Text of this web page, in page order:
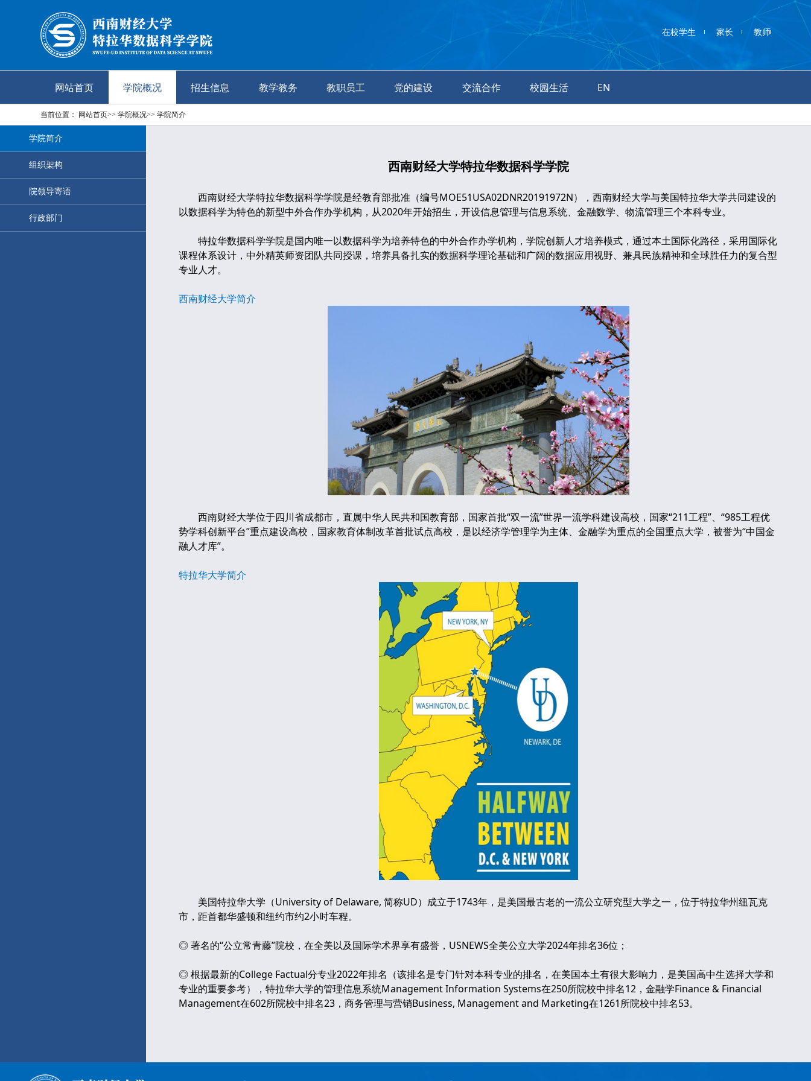
在校学生 家长 教师
网站首页 学院概况 招生信息 教学教务 教职员工 党的建设 交流合作 校园生活 EN
当前位置： 网站首页>> 学院概况>> 学院简介
学院简介
组织架构
院领导寄语
行政部门
西南财经大学特拉华数据科学学院
西南财经大学特拉华数据科学学院是经教育部批准（编号MOE51USA02DNR20191972N），西南财经大学与美国特拉华大学共同建设的
以数据科学为特色的新型中外合作办学机构，从2020年开始招生，开设信息管理与信息系统、金融数学、物流管理三个本科专业。
特拉华数据科学学院是国内唯一以数据科学为培养特色的中外合作办学机构，学院创新人才培养模式，通过本土国际化路径，采用国际化
课程体系设计，中外精英师资团队共同授课，培养具备扎实的数据科学理论基础和广阔的数据应用视野、兼具民族精神和全球胜任力的复合型
专业人才。
西南财经大学简介
西南财经大学位于四川省成都市，直属中华人民共和国教育部，国家首批“双一流”世界一流学科建设高校，国家“211工程”、“985工程优
势学科创新平台”重点建设高校，国家教育体制改革首批试点高校，是以经济学管理学为主体、金融学为重点的全国重点大学，被誉为“中国金
融人才库”。
特拉华大学简介
美国特拉华大学（University of Delaware, 简称UD）成立于1743年，是美国最古老的一流公立研究型大学之一，位于特拉华州纽瓦克
市，距首都华盛顿和纽约市约2小时车程。
◎ 著名的“公立常青藤”院校，在全美以及国际学术界享有盛誉，USNEWS全美公立大学2024年排名36位；
◎ 根据最新的College Factual分专业2022年排名（该排名是专门针对本科专业的排名，在美国本土有很大影响力，是美国高中生选择大学和
专业的重要参考），特拉华大学的管理信息系统Management Information Systems在250所院校中排名12，金融学Finance & Financial
Management在602所院校中排名23，商务管理与营销Business, Management and Marketing在1261所院校中排名53。